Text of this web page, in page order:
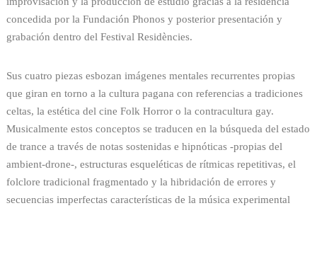
concedida por la Fundación Phonos y posterior presentación y
grabación dentro del Festival Residències.
Sus cuatro piezas esbozan imágenes mentales recurrentes propias
que giran en torno a la cultura pagana con referencias a tradiciones
celtas, la estética del cine Folk Horror o la contracultura gay.
Musicalmente estos conceptos se traducen en la búsqueda del estado
de trance a través de notas sostenidas e hipnóticas-propias del
ambient-drone-, estructuras esqueléticas de rítmicas repetitivas, el
folclore tradicional fragmentado y la hibridación de errores y
secuencias imperfectas características de la música experimental